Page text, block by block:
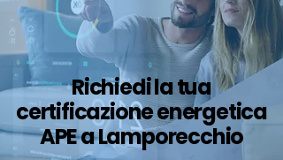
Richiedi la tua
certificazione energetica
APE a Lamporecchio